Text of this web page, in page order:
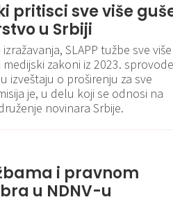
pritisci sve više
u Srbiji
SLAPP tužbe sve više
zakoni iz 2023. sprovode
izveštaju o proširenju za sve
je, u delu koji se odnosi na
novinara Srbije.
i pravnom
u NDNV-u